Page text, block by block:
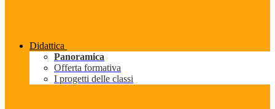
Didattica
Panoramica
Offerta formativa
I progetti delle classi